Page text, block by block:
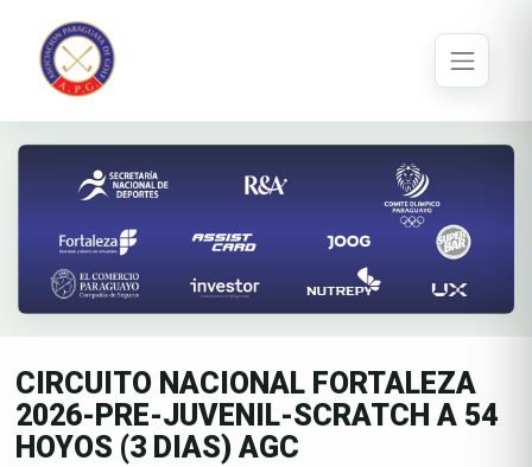
CIRCUITO NACIONAL FORTALEZA
2026-PRE-JUVENIL-SCRATCH A 54
HOYOS (3 DIAS) AGC